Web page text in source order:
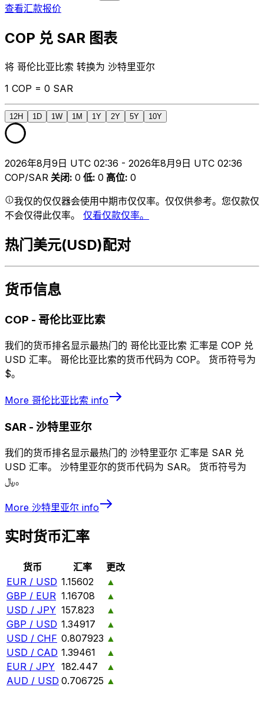
查看汇款报价
COP 兑 SAR 图表
将 哥伦比亚比索 转换为 沙特里亚尔
1 COP = 0 SAR
12H 1D 1W 1M 1Y 2Y 5Y 10Y
2026年8月9日 UTC 02:36 - 2026年8月9日 UTC 02:36
COP/SAR 关闭: 0 低: 0 高位: 0
我仅的仅仅器会使用中期市仅仅率。仅仅供参考。您仅款仅
不会仅得此仅率。 仅看仅款仅率。
热门美元(USD)配对
货币信息
COP - 哥伦比亚比索
我们的货币排名显示最热门的 哥伦比亚比索 汇率是 COP 兑
USD 汇率。 哥伦比亚比索的货币代码为 COP。 货币符号为
$。
More 哥伦比亚比索 info
SAR - 沙特里亚尔
我们的货币排名显示最热门的 沙特里亚尔 汇率是 SAR 兑
USD 汇率。 沙特里亚尔的货币代码为 SAR。 货币符号为
﷼。
More 沙特里亚尔 info
实时货币汇率
货币 汇率
更改
EUR / USD 1.15602
▲
GBP / EUR 1.16708
▲
USD / JPY 157.823
▲
GBP / USD 1.34917
▲
USD / CHF 0.807923 ▲
USD / CAD 1.39461
▲
EUR / JPY 182.447
▲
AUD / USD 0.706725 ▲